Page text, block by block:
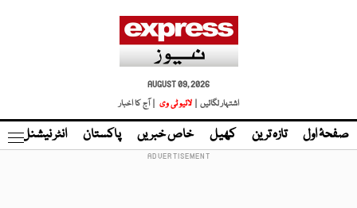
AUGUST 09, 2026
اشتہار لگائیں |
لائیو ٹی وی | آج کا اخبار
صفحۂ اول تازہ ترین کھیل خاص خبریں پاکستان انٹر نیشنل